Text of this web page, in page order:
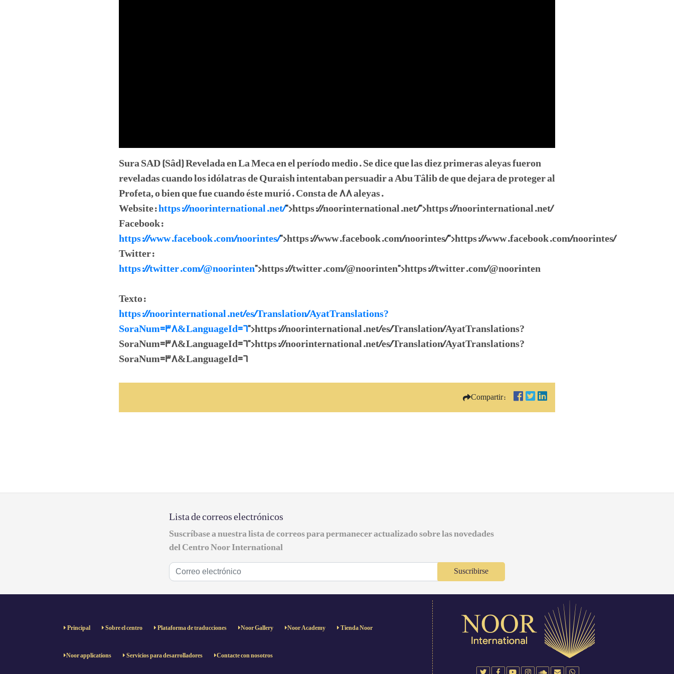
Sura SAD (Sâd) Revelada en La Meca en el período medio. Se dice que las diez primeras aleyas fueron
reveladas cuando los idólatras de Quraish intentaban persuadir a Abu Tâlib de que dejara de proteger al
Profeta, o bien que fue cuando éste murió. Consta de 88 aleyas.
Website:https://noorinternational.net/">https://noorinternational.net/">https://noorinternational.net/
Facebook:
https://www.facebook.com/noorintes/">https://www.facebook.com/noorintes/">https://www.facebook.com/noorintes/
Twitter:
https://twitter.com/@noorinten">https://twitter.com/@noorinten">https://twitter.com/@noorinten
Texto:
https://noorinternational.net/es/Translation/AyatTranslations?
SoraNum=38&LanguageId=6">https://noorinternational.net/es/Translation/AyatTranslations?
SoraNum=38&LanguageId=6">https://noorinternational.net/es/Translation/AyatTranslations?
SoraNum=38&LanguageId=6
Compartir:
Lista de correos electrónicos
Suscríbase a nuestra lista de correos para permanecer actualizado sobre las novedades
del Centro Noor International
Suscribirse
Principal Sobre el centro Plataforma de traducciones Noor Gallery Noor Academy Tienda Noor
Noor applications Servicios para desarrolladores Contacte con nosotros